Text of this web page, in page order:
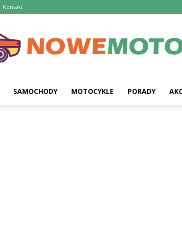
Kontakt
SAMOCHODY MOTOCYKLE PORADY